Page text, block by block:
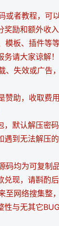
或者教程，可
励和额外收入
模板、插件等
请大家谅解！
、失效或广告
赞助，收取费
，默认解压密码
到无法解压
码均为可复制
兑现，请斟酌
至网络搜集整
性与无其它